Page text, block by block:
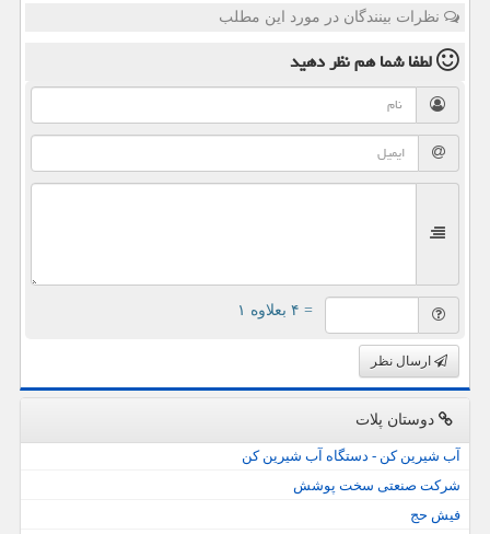
نظرات بینندگان در مورد این مطلب
لطفا شما همنظر دهید
= ۴ بعلاوه ۱
ارسال نظر
دوستان پلات
آب شیرین کن - دستگاه آب شیرین کن
شرکت صنعتی سخت پوشش
فیش حج